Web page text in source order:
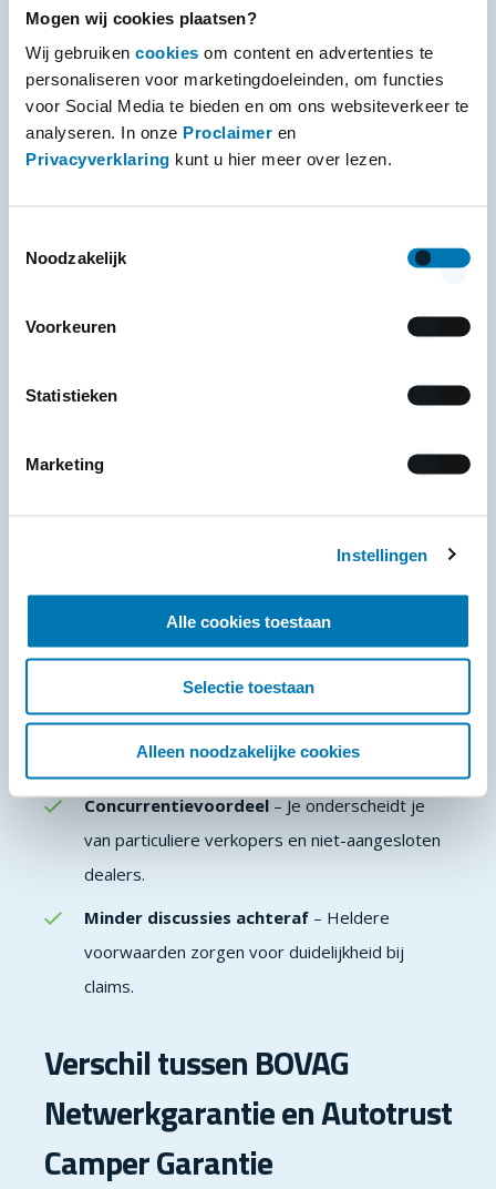
Mogen wij cookies plaatsen?
Wij gebruiken cookies om content en advertenties te
personaliseren voor marketingdoeleinden, om functies
voor Social Media te bieden en om ons websiteverkeer te
analyseren. In onze Proclaimer en
Privacyverklaring kunt u hier meer over lezen.
Noodzakelijk
Voorkeuren
Statistieken
Marketing
Instellingen
Alle cookies toestaan
Selectie toestaan
Alleen noodzakelijke cookies
camper zonder garantie. Jij als BOVAG camper dealer
of verkoper bereikt zo een hogere conversie en een
betere concurrentiepositie in de markt.
Op een rijtje: Wat BOVAG
betekenen
levert dat verschillende voordelen op voor jouw
Minder financiële risico’s– Via een
netwerkgarantie wordt het risico gespreid.
Professionele uitstraling– Je positioneert je
als serieuze en kwalitatieve aanbieder.
Concurrentievoordeel – Je onderscheidt je
van particuliere verkopers en niet-aangesloten
dealers.
Minder discussies achteraf – Heldere
voorwaarden zorgen voor duidelijkheid bij
claims.
Verschil tussen BOVAG
Netwerkgarantie en Autotrust
Camper Garantie